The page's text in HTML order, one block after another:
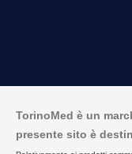
TorinoMed è un
presente sito è